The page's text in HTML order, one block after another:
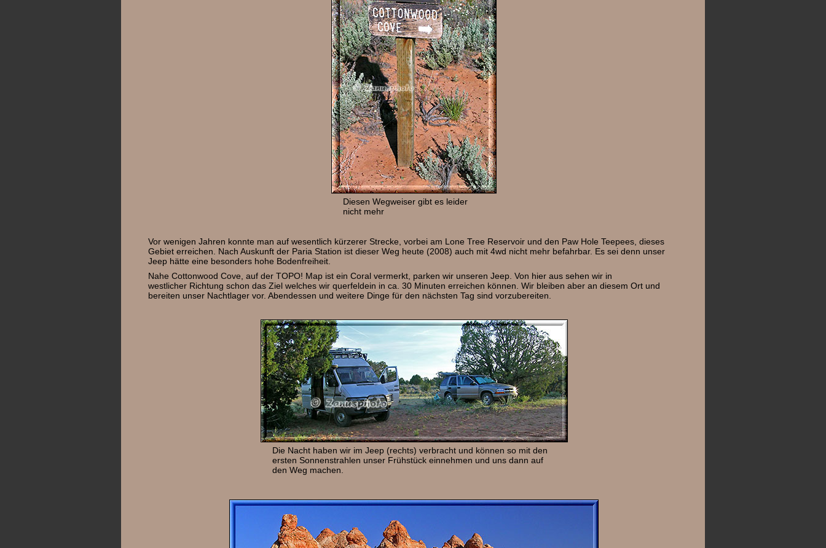
Diesen Wegweiser gibt es leider
nicht mehr
Vor wenigen Jahren konnte man auf wesentlich kürzerer Strecke, vorbei am Lone Tree Reservoir und den Paw Hole Teepees, dieses
Gebiet erreichen. Nach Auskunft der Paria Station ist dieser Weg heute (2008) auch mit 4wd nicht mehr befahrbar. Es sei denn unser
Jeep hätte eine besonders hohe Bodenfreiheit.
Nahe Cottonwood Cove, auf der TOPO! Map ist ein Coral vermerkt, parken wir unseren Jeep. Von hier aus sehen wir in
westlicher Richtung schon das Ziel welches wir querfeldein in ca. 30 Minuten erreichen können. Wir bleiben aber an diesem Ort und
bereiten unser Nachtlager vor. Abendessen und weitere Dinge für den nächsten Tag sind vorzubereiten.
Die Nacht haben wir im Jeep (rechts) verbracht und können so mit den
ersten Sonnenstrahlen unser Frühstück einnehmen und uns dann auf
den Weg machen.